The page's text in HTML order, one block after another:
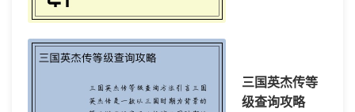
三国英杰传等
级查询攻略